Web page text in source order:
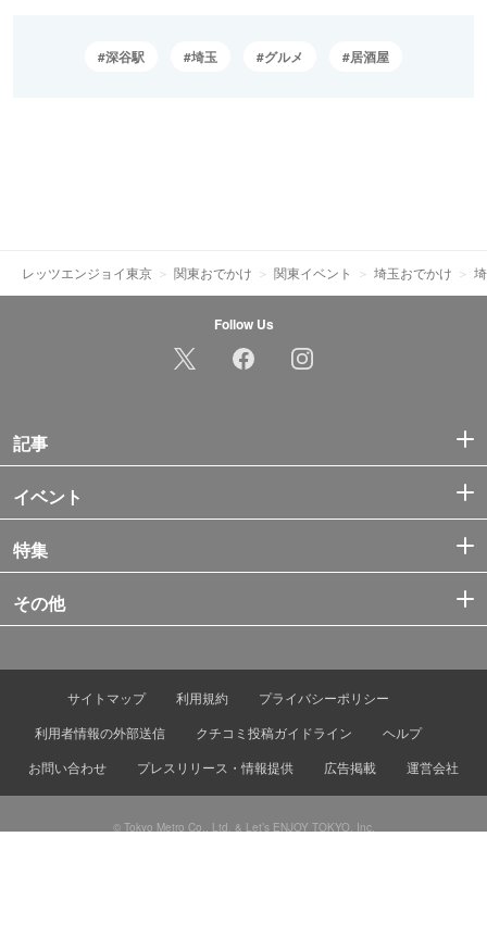
深谷駅 埼玉 グルメ 居酒屋
レッツエンジョイ東京 関東おでかけ 関東イベント 埼玉おでかけ
Follow Us
記事
イベント
特集
その他
サイトマップ 利用規約
プライバシーポリシー
利用者情報の外部送信
クチコミ投稿ガイドライン
ヘルプ
お問い合わせ
プレスリリース・情報提供 広告掲載 運営会社
© Tokyo Metro Co., Ltd. & Let’s ENJOY TOKYO, Inc.